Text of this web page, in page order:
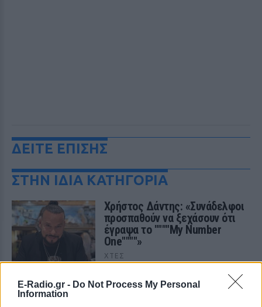
E-Radio.gr - Do Not Process My Personal
Information
ΔΕΙΤΕ ΕΠΙΣΗΣ
ΣΤΗΝ ΙΔΙΑ ΚΑΤΗΓΟΡΙΑ
Χρήστος Δάντης: «Συνάδελφοι
προσπαθούν να ξεχάσουν ότι
έγραψα το """"My Number
One""""»
ΧΤΕΣ
αχαριστία που βιώνει στον χώρο της
μουσικής, 22 χρόνια μετά τη νίκη της